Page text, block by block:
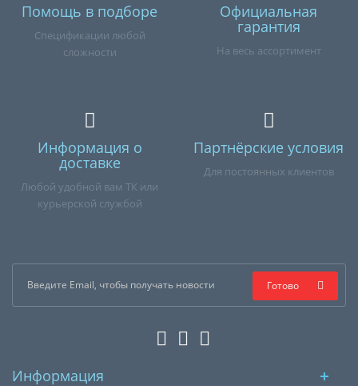
Помощь в подборе
Спецификации любой
сложности
Официальная
гарантия
На весь ассортимент
Информация о
доставке
Любой удобной вам ТК или
курьерской службой
Партнёрские условия
Для постоянных клиентов
Готово
Информация